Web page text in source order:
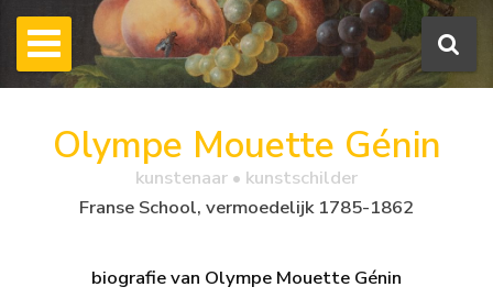
Olympe Mouette Génin
kunstenaar • kunstschilder
Franse School, vermoedelijk 1785-1862
biografie van Olympe Mouette Génin